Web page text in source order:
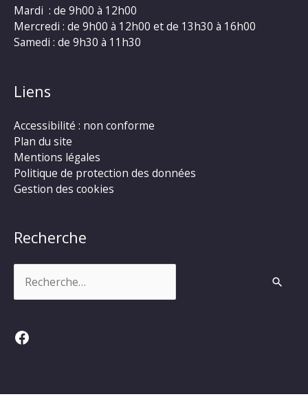
Mardi : de 9h00 à 12h00
Mercredi : de 9h00 à 12h00 et de 13h30 à 16h00
Samedi : de 9h30 à 11h30
Liens
Accessibilité : non conforme
Plan du site
Mentions légales
Politique de protection des données
Gestion des cookies
Recherche
Facebook